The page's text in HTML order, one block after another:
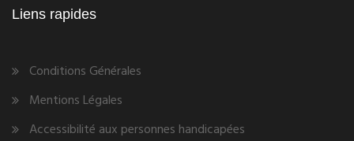
Liens rapides
Conditions Générales
Mentions Légales
Accessibilité aux personnes handicapées